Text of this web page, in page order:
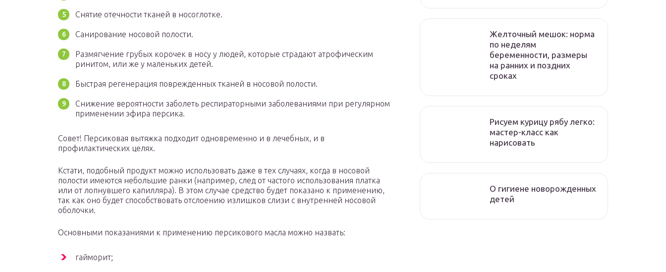
Снятие отечности тканей в носоглотке.
Санирование носовой полости.
Размягчение грубых корочек в носу у людей, которые страдают атрофическим
ринитом, или же у маленьких детей.
Быстрая регенерация поврежденных тканей в носовой полости.
Снижение вероятности заболеть респираторными заболеваниями при регулярном
применении эфира персика.
Совет! Персиковая вытяжка подходит одновременно и в лечебных, и в
профилактических целях.
Кстати, подобный продукт можно использовать даже в тех случаях, когда в носовой
полости имеются небольшие ранки (например, след от частого использования платка
или от лопнувшего капилляра). В этом случае средство будет показано к применению,
так как оно будет способствовать отслоению излишков слизи с внутренней носовой
оболочки.
Основными показаниями к применению персикового масла можно назвать:
гайморит;
Желточный мешок: норма
по неделям
беременности, размеры
на ранних и поздних
сроках
Рисуем курицу рябу легко:
мастер-класс как
нарисовать
О гигиене новорожденных
детей